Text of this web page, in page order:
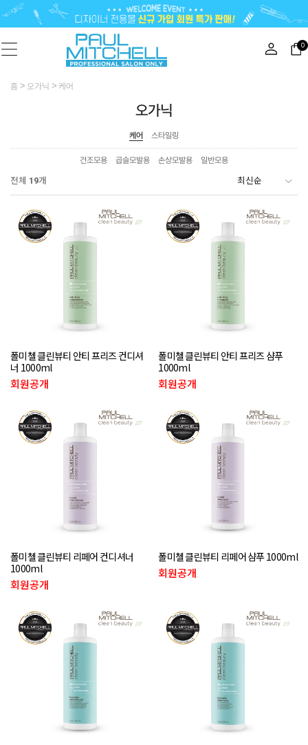
0
홈 오가닉 케어
오가닉
케어 스타일링
건조모용 곱슬모발용 손상모발용 일반모용
전체 19개
폴미첼 클린뷰티 안티 프리즈 컨디셔
너 1000ml
회원공개
폴미첼 클린뷰티 안티 프리즈 샴푸
1000ml
회원공개
폴미첼 클린뷰티 리페어 컨디셔너
1000ml
회원공개
폴미첼 클린뷰티 리페어 샴푸 1000ml
회원공개